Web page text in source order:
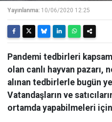
Yayınlanma: 10/06/2020 12:25
Pandemi tedbirleri
olan canlı hayvan pazarı,
alınan tedbirlerle bugün
Vatandaşların ve
ortamda yapabilmeleri